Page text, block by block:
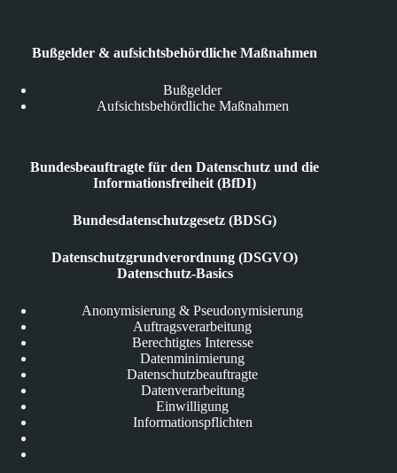
Bußgelder & aufsichtsbehördliche Maßnahmen
Bußgelder
Aufsichtsbehördliche Maßnahmen
Bundesbeauftragte für den Datenschutz und die
Informationsfreiheit (BfDI)
Bundesdatenschutzgesetz (BDSG)
Datenschutzgrundverordnung (DSGVO)
Datenschutz-Basics
Anonymisierung & Pseudonymisierung
Auftragsverarbeitung
Berechtigtes Interesse
Datenminimierung
Datenschutzbeauftragte
Datenverarbeitung
Einwilligung
Informationspflichten